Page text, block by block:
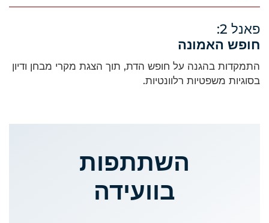
פאנל 2:
חופש האמונה
התמקדות בהגנה על חופש הדת, תוך הצגת מקרי מבחן ודיון
בסוגיות משפטיות רלוונטיות.
השתתפות
בוועידה